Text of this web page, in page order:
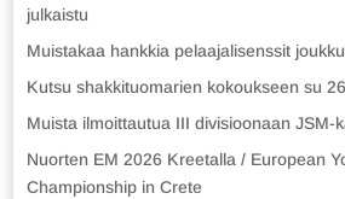
julkaistu
Muistakaa hankkia pelaajalisenssit
Kutsu shakkituomarien kokoukseen su
Muista ilmoittautua III divisioonaan JSM-
Nuorten EM 2026 Kreetalla / European
Championship in Crete